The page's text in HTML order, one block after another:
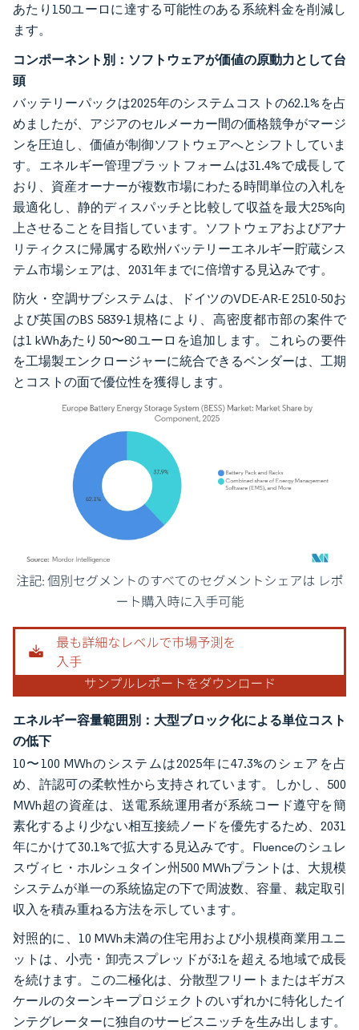
あたり150ユーロに達する可能性のある系統料金を削減し
ます。
コンポーネント別：ソフトウェアが価値の原動力として台
頭
バッテリーパックは2025年のシステムコストの62.1%を占
めましたが、アジアのセルメーカー間の価格競争がマージ
ンを圧迫し、価値が制御ソフトウェアへとシフトしていま
す。エネルギー管理プラットフォームは31.4%で成長して
おり、資産オーナーが複数市場にわたる時間単位の入札を
最適化し、静的ディスパッチと比較して収益を最大25%向
上させることを目指しています。ソフトウェアおよびアナ
リティクスに帰属する欧州バッテリーエネルギー貯蔵シス
テム市場シェアは、2031年までに倍増する見込みです。
防火・空調サブシステムは、ドイツのVDE-AR-E 2510-50お
よび英国のBS 5839-1規格により、高密度都市部の案件で
は1 kWhあたり50〜80ユーロを追加します。これらの要件
を工場製エンクロージャーに統合できるベンダーは、工期
とコストの面で優位性を獲得します。
画像 © Mordor Intelligence。再利用にはCC BY 4.0の表示が必要です。
エネルギー容量範囲別：大型ブロック化による単位コスト
の低下
10〜100 MWhのシステムは2025年に47.3%のシェアを占
め、許認可の柔軟性から支持されています。しかし、500
MWh超の資産は、送電系統運用者が系統コード遵守を簡
素化するより少ない相互接続ノードを優先するため、2031
年にかけて30.1%で拡大する見込みです。Fluenceのシュレ
スヴィヒ・ホルシュタイン州500 MWhプラントは、大規模
システムが単一の系統協定の下で周波数、容量、裁定取引
収入を積み重ねる方法を示しています。
対照的に、10 MWh未満の住宅用および小規模商業用ユニ
ットは、小売・卸売スプレッドが3:1を超える地域で成長
を続けます。この二極化は、分散型フリートまたはギガス
ケールのターンキープロジェクトのいずれかに特化したイ
ンテグレーターに独自のサービスニッチを生み出します。